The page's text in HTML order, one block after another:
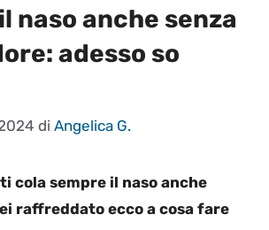
naso anche senza
adesso so
di Angelica G.
cola sempre il naso anche
raffreddato ecco a cosa fare